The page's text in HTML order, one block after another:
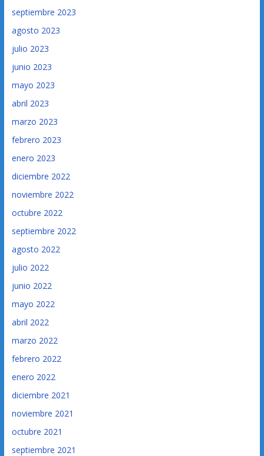
septiembre 2023
agosto 2023
julio 2023
junio 2023
mayo 2023
abril 2023
marzo 2023
febrero 2023
enero 2023
diciembre 2022
noviembre 2022
octubre 2022
septiembre 2022
agosto 2022
julio 2022
junio 2022
mayo 2022
abril 2022
marzo 2022
febrero 2022
enero 2022
diciembre 2021
noviembre 2021
octubre 2021
septiembre 2021